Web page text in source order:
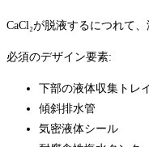
CaCl₂が脱液するにつれて
必須のデザイン要素:
下部の液体収集トレ
傾斜排水管
気密液体シール